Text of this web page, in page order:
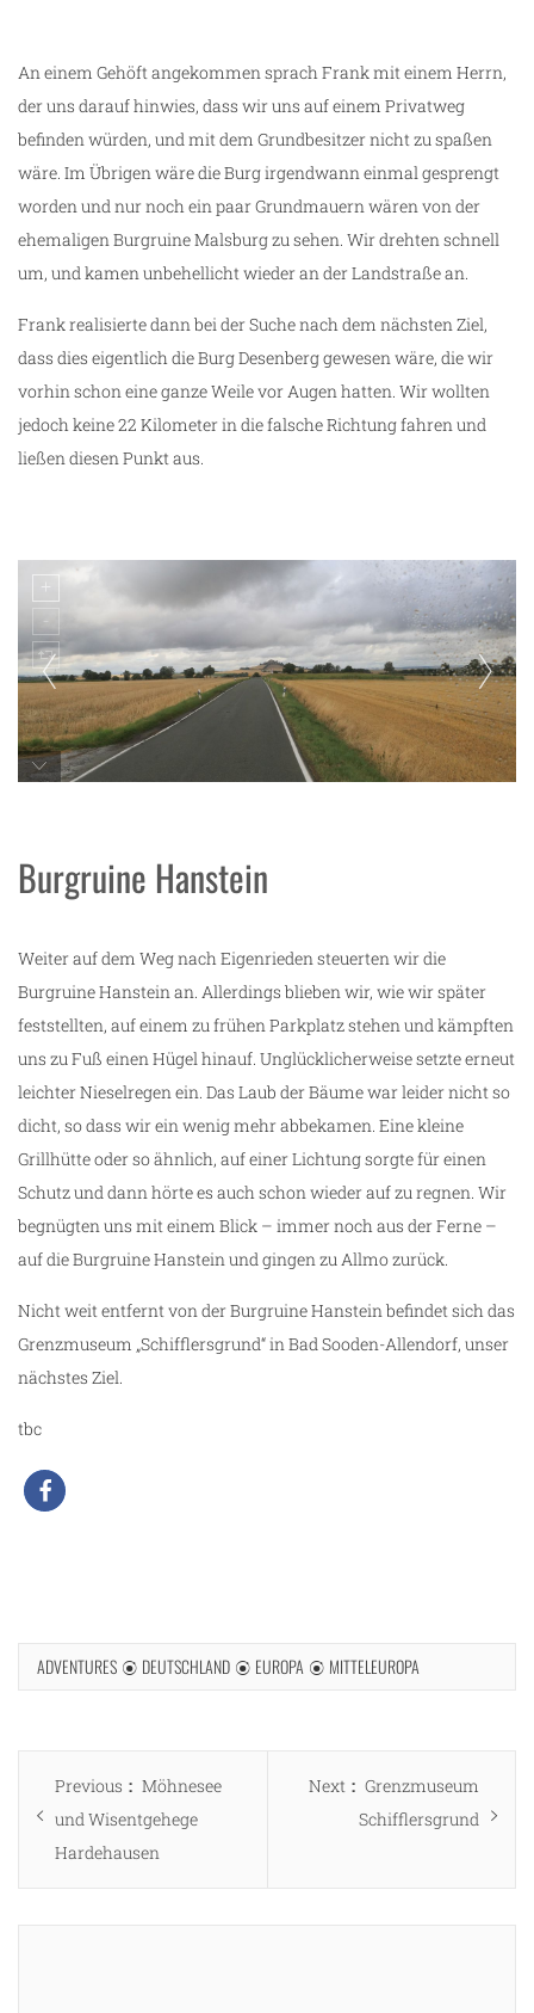
An einem Gehöft angekommen sprach Frank mit einem Herrn,
der uns darauf hinwies, dass wir uns auf einem Privatweg
befinden würden, und mit dem Grundbesitzer nicht zu spaßen
wäre. Im Übrigen wäre die Burg irgendwann einmal gesprengt
worden und nur noch ein paar Grundmauern wären von der
ehemaligen Burgruine Malsburg zu sehen. Wir drehten schnell
um, und kamen unbehellicht wieder an der Landstraße an.
Frank realisierte dann bei der Suche nach dem nächsten Ziel,
dass dies eigentlich die Burg Desenberg gewesen wäre, die wir
vorhin schon eine ganze Weile vor Augen hatten. Wir wollten
jedoch keine 22 Kilometer in die falsche Richtung fahren und
ließen diesen Punkt aus.
Burgruine Hanstein
Weiter auf dem Weg nach Eigenrieden steuerten wir die
Burgruine Hanstein an. Allerdings blieben wir, wie wir später
feststellten, auf einem zu frühen Parkplatz stehen und kämpften
uns zu Fuß einen Hügel hinauf. Unglücklicherweise setzte erneut
leichter Nieselregen ein. Das Laub der Bäume war leider nicht so
dicht, so dass wir ein wenig mehr abbekamen. Eine kleine
Grillhütte oder so ähnlich, auf einer Lichtung sorgte für einen
Schutz und dann hörte es auch schon wieder auf zu regnen. Wir
begnügten uns mit einem Blick – immer noch aus der Ferne –
auf die Burgruine Hanstein und gingen zu Allmo zurück.
Nicht weit entfernt von der Burgruine Hanstein befindet sich das
Grenzmuseum „Schifflersgrund“ in Bad Sooden-Allendorf, unser
nächstes Ziel.
tbc
ADVENTURES DEUTSCHLAND EUROPA MITTELEUROPA
Beitragsnavigation
Previous
Previous
post:
Möhnesee
und Wisentgehege
Hardehausen
Next
Next
post:
Grenzmuseum
Schifflersgrund